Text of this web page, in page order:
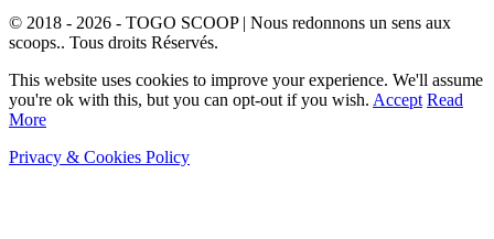
© 2018 - 2026 - TOGO SCOOP | Nous redonnons un sens aux
scoops.. Tous droits Réservés.
This website uses cookies to improve your experience. We'll assume
you're ok with this, but you can opt-out if you wish. Accept Read
More
Privacy & Cookies Policy